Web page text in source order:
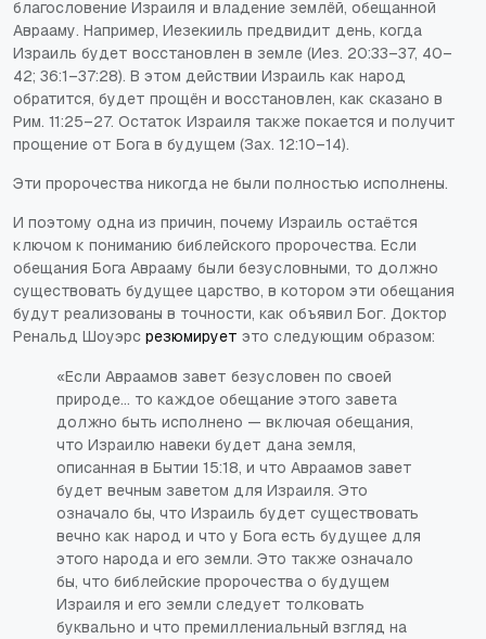
благословение Израиля и владение землёй, обещанной
Аврааму. Например, Иезекииль предвидит день, когда
Израиль будет восстановлен в земле (Иез. 20:33–37, 40–
42; 36:1–37:28). В этом действии Израиль как народ
обратится, будет прощён и восстановлен, как сказано в
Рим. 11:25–27. Остаток Израиля также покается и получит
прощение от Бога в будущем (Зах. 12:10–14).
Эти пророчества никогда не были полностью исполнены.
И поэтому одна из причин, почему Израиль остаётся
ключом к пониманию библейского пророчества. Если
обещания Бога Аврааму были безусловными, то должно
существовать будущее царство, в котором эти обещания
будут реализованы в точности, как объявил Бог. Доктор
Ренальд Шоуэрс резюмирует это следующим образом:
«Если Авраамов завет безусловен по своей
природе… то каждое обещание этого завета
должно быть исполнено — включая обещания,
что Израилю навеки будет дана земля,
описанная в Бытии 15:18, и что Авраамов завет
будет вечным заветом для Израиля. Это
означало бы, что Израиль будет существовать
вечно как народ и что у Бога есть будущее для
этого народа и его земли. Это также означало
бы, что библейские пророчества о будущем
Израиля и его земли следует толковать
буквально и что премиллениальный взгляд на